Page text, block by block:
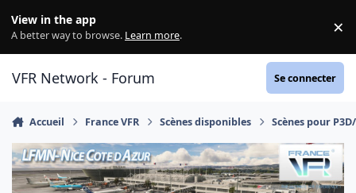
View in the app
A better way to browse. Learn more. ×
VFR Network - Forum Se connecter
Accueil France VFR Scènes disponibles Scènes pour